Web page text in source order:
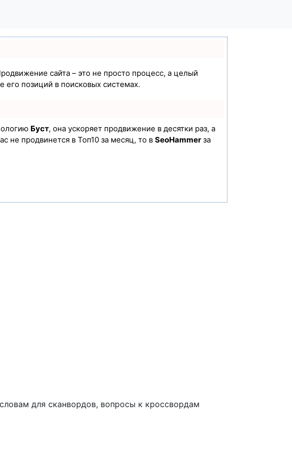
сайта – это не просто процесс, а целый
позиций в поисковых системах.
Буст, она ускоряет продвижение в десятки раз, а
не продвинется в Топ10 за месяц, то в SeoHammer за
для сканвордов, вопросы к кроссвордам